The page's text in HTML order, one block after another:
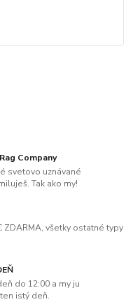
Company
svetovo uznávané
Tak ako my!
ZDARMA, všetky ostatné typy
do 12:00 a my ju
istý deň.